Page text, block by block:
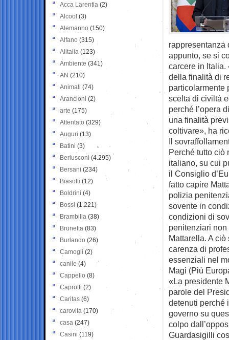
rappresentanza
appunto, se si
carcere in Italia.
della finalità di
particolarmente
scelta di civiltà
perché l’opera
una finalità
coltivare», ha
Il
Perché tutto ciò
italiano, su cui
il Consiglio
fatto capire
polizia
sovente in
condizioni di
penitenziari
Mattarella. A
carenza di
essenziali nel
Magi (Più
«La presidente
parole del
detenuti perché
governo su
colpo
Guardasigilli
Acca Larentia (2)
Alcool (3)
Alemanno (150)
Alfano (315)
Alitalia (123)
Ambiente (341)
AN (210)
Animali (74)
Arancioni (2)
arte (175)
Attentato (329)
Auguri (13)
Batini (3)
Berlusconi (4.295)
Bersani (234)
Biasotti (12)
Boldrini (4)
Bossi (1.221)
Brambilla (38)
Brunetta (83)
Burlando (26)
Camogli (2)
canile (4)
Cappello (8)
Caprotti (2)
Caritas (6)
carovita (170)
casa (247)
Casini (119)